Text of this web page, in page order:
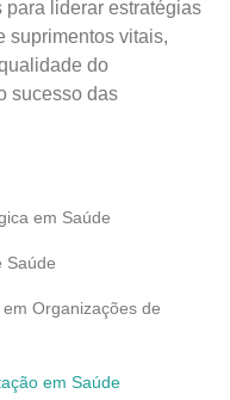
para liderar estratégias
suprimentos vitais,
do
sucesso das
em Saúde
Saúde
Organizações de
em Saúde